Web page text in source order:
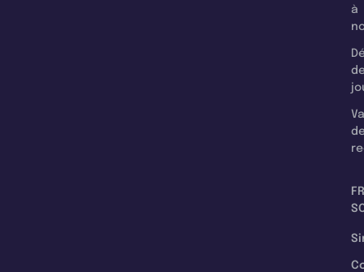
à